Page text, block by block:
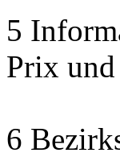
5
Prix
6